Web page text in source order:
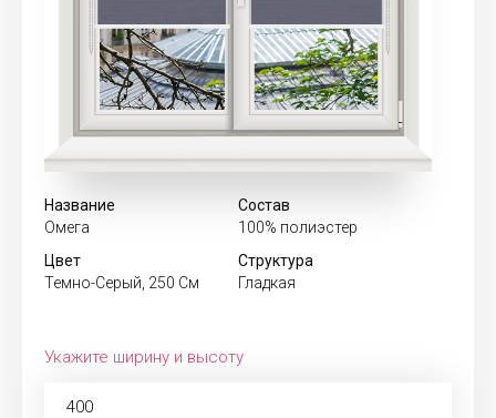
Название
Омега
Состав
100% полиэстер
Цвет
Темно-Серый, 250 См
Структура
Гладкая
Укажите ширину и высоту